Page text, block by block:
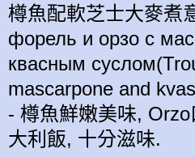
樽魚配軟芝士大麥煮
форель и орзо с
квасным
mascarpone and
- 樽魚鮮嫩美味, Orzo
大利 飯, 十分滋味.